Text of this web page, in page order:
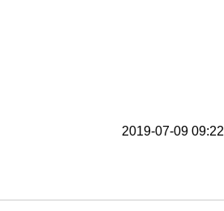
2019-07-09 09:22